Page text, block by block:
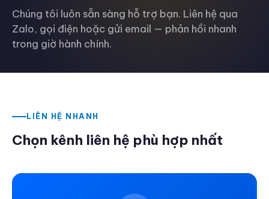
Chúng tôi luôn sẵn sàng hỗ trợ bạn. Liên hệ qua
Zalo, gọi điện hoặc gửi email — phản hồi nhanh
trong giờ hành chính.
LIÊN HỆ NHANH
Chọn kênh liên hệ phù hợp nhất